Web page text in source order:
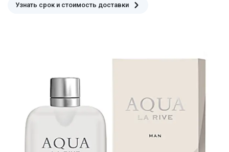
Узнать срок и стоимость доставки